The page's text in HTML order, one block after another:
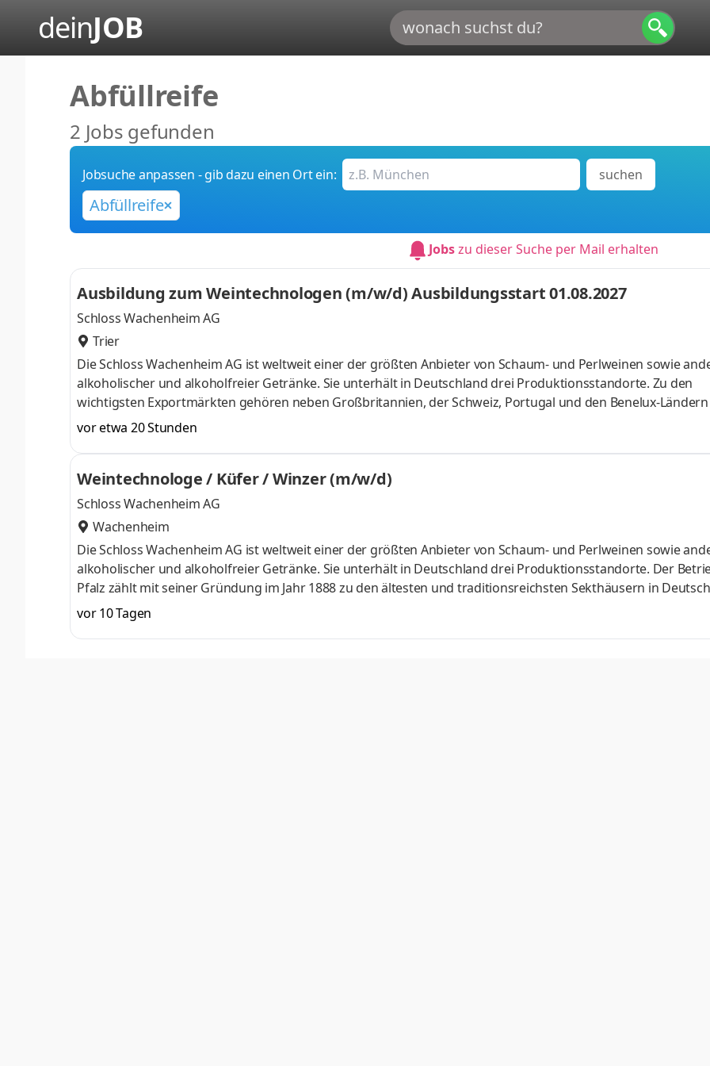
deinJOB
Abfüllreife
2 Jobs gefunden
Jobsuche anpassen - gib dazu einen Ort ein: suchen
Abfüllreife
Jobszu dieser Suche per Mail erhalten
Ausbildung zum Weintechnologen (m/w/d) Ausbildungsstart 01.08.2027
Schloss Wachenheim AG
Trier
Die Schloss Wachenheim AG ist weltweit einer der größten Anbieter von Schaum- und Perlweinen sowie
alkoholischer und alkoholfreier Getränke. Sie unterhält in Deutschland drei Produktionsstandorte. Zu den
wichtigsten Exportmärkten gehören neben Großbritannien, der Schweiz, Portugal und den Benelux-
Teile Skandinaviens und Asiens. Die bedeutendsten Marken des deutschen Teilkonzerns sind Faber, Schloss
Konzernzentrale in Trier beschäftigt die Schloss Wachenheim AG als krisensicherer Arbeitgeber 260
und Mitarbeiter in einer familiären und kollegialen Arbei
vor etwa 20 Stunden
Weintechnologe / Küfer / Winzer (m/w/d)
Schloss Wachenheim AG
Wachenheim
Die Schloss Wachenheim AG ist weltweit einer der größten Anbieter von Schaum- und Perlweinen sowie
alkoholischer und alkoholfreier Getränke. Sie unterhält in Deutschland drei Produktionsstandorte. Der
Pfalz zählt mit seiner Gründung im Jahr 1888 zu den ältesten und traditionsreichsten Sekthäusern in
Am Standort in Wachenheim werden Sekt nach der traditionellen Flaschengärmethode, Perlweine und
Getränke hergestellt und abgefüllt. Wir suchen zur Verstärkung unseres Teams an unserem
Wachenheim zum nächstmöglichen Zeitpunkt einen Mitarbeiter (m/w/d) für den Kellerbereich. Aufgaben
vor 10 Tagen